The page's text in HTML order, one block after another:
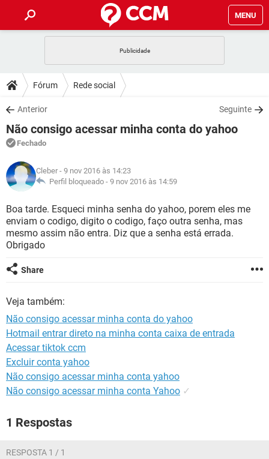
MENU
CELULAR
OUTLOOK
INSTAGRAM GMAIL
GUIA DE COMPRAS
DICAS
JOGOS
OUTLOOK
INSTAGRAM
GUIA DE COMPRAS
DOWNLOADS
JOGOS WHATSAPP
CELULAR
OUTLOOK
INSTAGRAM
GUIA DE COMPRAS
FÓRUM
JOGOS
CELULAR FACEBOOK
INSTAGRAM GMAIL
GUIA DE COMPRAS
GLOSSÁRIO
JOGOS
CELULAR FACEBOOK
OUTLOOK EXCEL
INSTAGRAM
GUIA DE COMPRAS
Fórum Rede social
Anterior Seguinte
Não consigo acessar minha conta do yahoo
Fechado
Cleber - 9 nov 2016 às 14:23
Perfil bloqueado - 9 nov 2016 às 14:59
Boa tarde. Esqueci minha senha do yahoo, porem eles me
enviam o codigo, digito o codigo, faço outra senha, mas
mesmo assim não entra. Diz que a senha está errada.
Obrigado
Share
Veja também:
Não consigo acessar minha conta do yahoo
Hotmail entrar direto na minha conta caixa de entrada
Acessar tiktok ccm
Excluir conta yahoo
Não consigo acessar minha conta yahoo
Não consigo acessar minha conta Yahoo ✓
1 Respostas
RESPOSTA 1 / 1